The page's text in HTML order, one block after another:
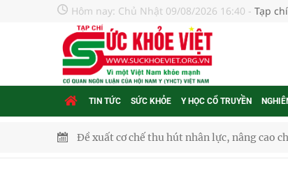
Hôm nay: Chủ Nhật 09/08/2026 16:40 - Tạp
TIN TỨC SỨC KHỎE Y HỌC CỔ TRUYỀN
Xem TV hàng giờ mỗi ngày có thể khiến